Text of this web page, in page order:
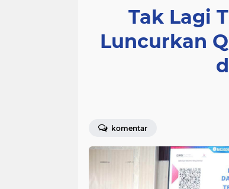
Tak Lagi
Luncurkan
komentar